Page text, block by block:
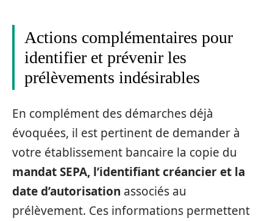
Actions complémentaires pour
identifier et prévenir les
prélèvements indésirables
En complément des démarches déjà
évoquées, il est pertinent de demander à
votre établissement bancaire la copie du
mandat SEPA, l’identifiant créancier et la
date d’autorisation associés au
prélèvement. Ces informations permettent